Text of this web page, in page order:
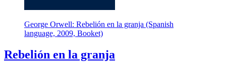
George Orwell: Rebelión en la granja (Spanish
language, 2009, Booket)
Rebelión en la granja